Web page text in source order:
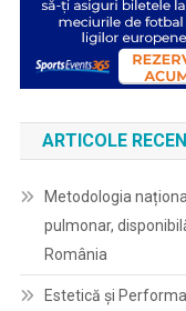
ARTICOLE
Metodologia
pulmonar,
România
Estetică și